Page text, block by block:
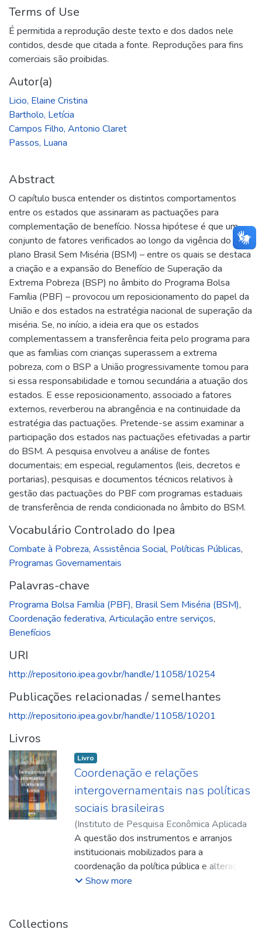
Terms of Use
É permitida a reprodução deste texto e dos dados nele
contidos, desde que citada a fonte. Reproduções para fins
comerciais são proibidas.
Autor(a)
Licio, Elaine Cristina
Bartholo, Letícia
Campos Filho, Antonio Claret
Passos, Luana
Abstract
O capítulo busca entender os distintos comportamentos
entre os estados que assinaram as pactuações para
complementação de benefício. Nossa hipótese é que um
conjunto de fatores verificados ao longo da vigência do
plano Brasil Sem Miséria (BSM) – entre os quais se destaca
a criação e a expansão do Benefício de Superação da
Extrema Pobreza (BSP) no âmbito do Programa Bolsa
Família (PBF) – provocou um reposicionamento do papel da
União e dos estados na estratégia nacional de superação da
miséria. Se, no início, a ideia era que os estados
complementassem a transferência feita pelo programa para
que as famílias com crianças superassem a extrema
pobreza, com o BSP a União progressivamente tomou para
si essa responsabilidade e tornou secundária a atuação dos
estados. E esse reposicionamento, associado a fatores
externos, reverberou na abrangência e na continuidade da
estratégia das pactuações. Pretende-se assim examinar a
participação dos estados nas pactuações efetivadas a partir
do BSM. A pesquisa envolveu a análise de fontes
documentais; em especial, regulamentos (leis, decretos e
portarias), pesquisas e documentos técnicos relativos à
gestão das pactuações do PBF com programas estaduais
de transferência de renda condicionada no âmbito do BSM.
Vocabulário Controlado do Ipea
Combate à Pobreza, Assistência Social, Políticas Públicas,
Programas Governamentais
Palavras-chave
Programa Bolsa Família (PBF), Brasil Sem Miséria (BSM),
Coordenação federativa, Articulação entre serviços,
Benefícios
URI
http://repositorio.ipea.gov.br/handle/11058/10254
Publicações relacionadas / semelhantes
http://repositorio.ipea.gov.br/handle/11058/10201
Livros
Livro
Coordenação e relações
intergovernamentais nas políticas
sociais brasileiras
(Instituto de Pesquisa Econômica Aplicada
(Ipea),2020)Jaccoud, Luciana de Barros
A questão dos instrumentos e arranjos
institucionais mobilizados para a
coordenação da política pública e alteração
das relações intergovernamentais tornou-
Show more
Collections